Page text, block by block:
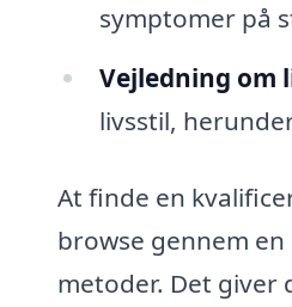
symptomer på
Vejledning om
livsstil,
At finde en
browse gennem
metoder. Det giver